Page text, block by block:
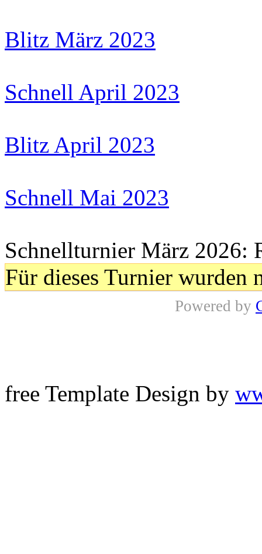
Blitz März 2023
Schnell April 2023
Blitz April 2023
Schnell Mai 2023
Schnellturnier März 2026:
Für dieses Turnier wurden
Powered by
free Template Design by